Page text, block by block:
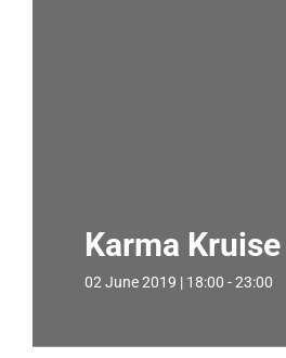
Karma Kruise
02 June 2019 | 18:00 - 23:00